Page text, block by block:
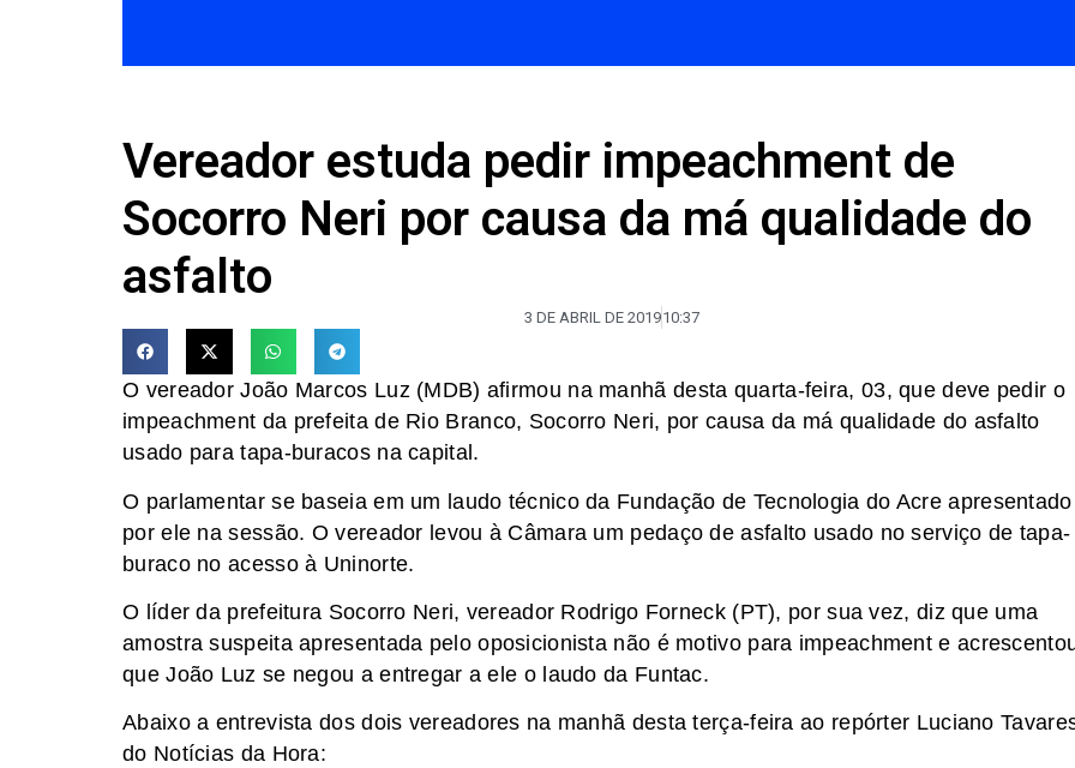
Vereador estuda pedir impeachment de
Socorro Neri por causa da má qualidade do
asfalto
3 DE ABRIL DE 201910:37
O vereador João Marcos Luz (MDB) afirmou na manhã desta quarta-feira, 03, que deve pedir o
impeachment da prefeita de Rio Branco, Socorro Neri, por causa da má qualidade do asfalto
usado para tapa-buracos na capital.
O parlamentar se baseia em um laudo técnico da Fundação de Tecnologia do Acre apresentado
por ele na sessão. O vereador levou à Câmara um pedaço de asfalto usado no serviço de tapa-
buraco no acesso à Uninorte.
O líder da prefeitura Socorro Neri, vereador Rodrigo Forneck (PT), por sua vez, diz que uma
amostra suspeita apresentada pelo oposicionista não é motivo para impeachment e
que João Luz se negou a entregar a ele o laudo da Funtac.
Abaixo a entrevista dos dois vereadores na manhã desta terça-feira ao repórter Luciano
do Notícias da Hora: